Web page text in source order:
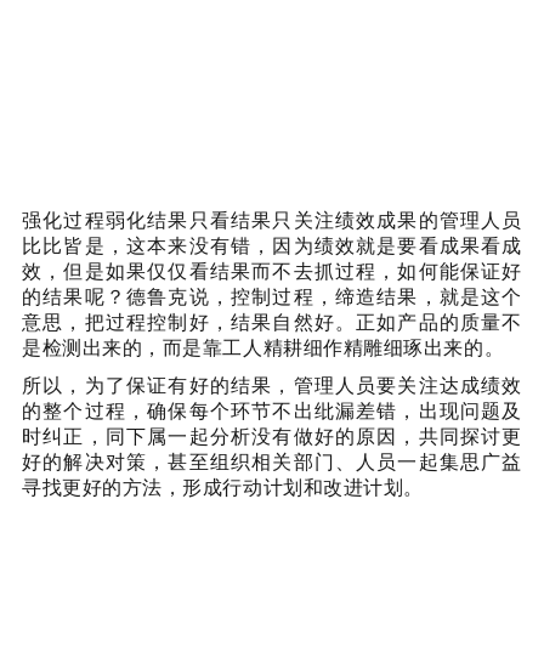
强化过程弱化结果只看结果只关注绩效成果的管理人员
比比皆是，这本来没有错，因为绩效就是要看成果看成
效，但是如果仅仅看结果而不去抓过程，如何能保证好
的结果呢？德鲁克说，控制过程，缔造结果，就是这个
意思，把过程控制好，结果自然好。正如产品的质量不
是检测出来的，而是靠工人精耕细作精雕细琢出来的。
所以，为了保证有好的结果，管理人员要关注达成绩效
的整个过程，确保每个环节不出纰漏差错，出现问题及
时纠正，同下属一起分析没有做好的原因，共同探讨更
好的解决对策，甚至组织相关部门、人员一起集思广益
寻找更好的方法，形成行动计划和改进计划。